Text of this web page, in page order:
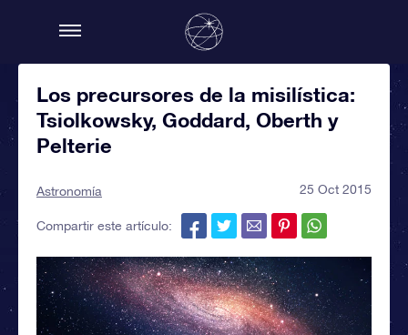
Los precursores de la misilística:
Tsiolkowsky, Goddard, Oberth y
Pelterie
Astronomía 25 Oct 2015
Compartir este artículo: